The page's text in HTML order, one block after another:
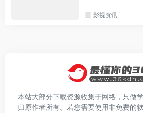
影视资讯
本站大部分下载资源收集于网络，只做
归原作者所有。若您需要使用非免费的